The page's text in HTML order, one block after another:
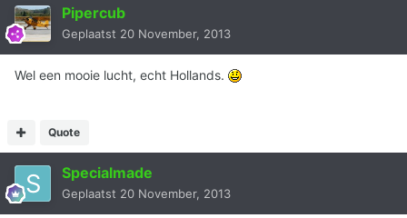
Pipercub
Geplaatst 20 November, 2013
Wel een mooie lucht, echt Hollands.
Quote
Specialmade
Geplaatst 20 November, 2013